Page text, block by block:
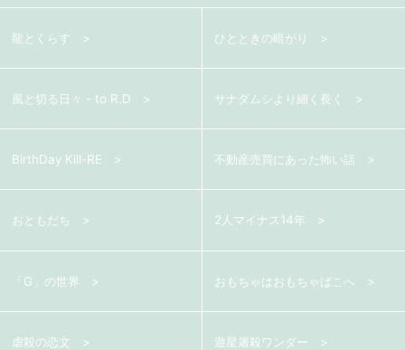
ョ
ン
龍とくらす ひとときの暗がり
風と切る日々 - to R.D サナダムシより細く長く
BirthDay Kill-RE 不動産売買にあった怖い話
おともだち 2人マイナス14年
「G」の世界 おもちゃはおもちゃばこへ
虐殺の恋文 遊星屠殺ワンダー